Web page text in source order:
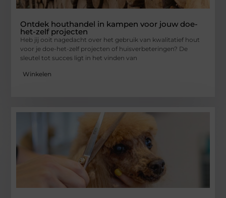
Ontdek houthandel in kampen voor jouw doe-
het-zelf projecten
Heb jij ooit nagedacht over het gebruik van kwalitatief hout
voor je doe-het-zelf projecten of huisverbeteringen? De
sleutel tot succes ligt in het vinden van
Winkelen